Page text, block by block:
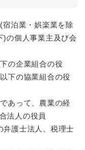
泊業・娯楽業を除
)の個人事業主及び会
の企業組合の役
下の協業組合の役
あって、農業の経
法人の役員
弁護士法人、税理士